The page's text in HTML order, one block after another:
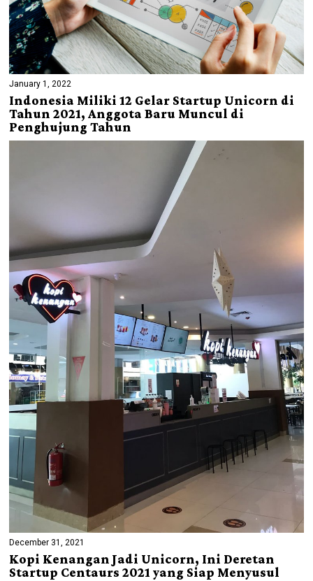
January 1, 2022
Indonesia Miliki 12 Gelar Startup Unicorn di
Tahun 2021, Anggota Baru Muncul di
Penghujung Tahun
December 31, 2021
Kopi Kenangan Jadi Unicorn, Ini Deretan
Startup Centaurs 2021 yang Siap Menyusul